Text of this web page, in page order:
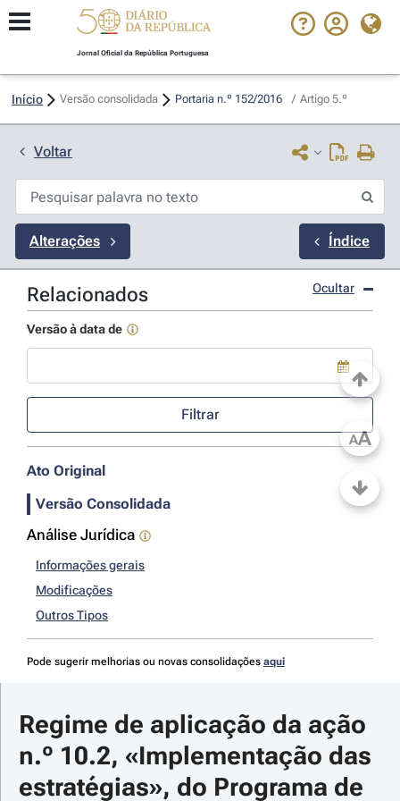
Jornal Oficial da República Portuguesa
Início Versão consolidada Portaria n.º 152/2016 / Artigo 5.º
Voltar
Alterações Índice
Relacionados Ocultar
Versão à data de
Use a tecla de seta para baixo para abrir o calendário; Use as
Filtrar
Ato Original
Versão Consolidada
Análise Jurídica
Informações gerais
Modificações
Outros Tipos
Pode sugerir melhorias ou novas consolidações aqui
Regime de aplicação da ação
n.º 10.2, «Implementação das
estratégias», do Programa de
AA